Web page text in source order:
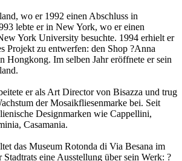
wo er 1992 einen Abschluss in
lebte er in New York, wo er einen
York University besuchte. 1994 erhielt er
Projekt zu entwerfen: den Shop ?Anna
Hongkong. Im selben Jahr eröffnete er sein
er als Art Director von Bisazza und trug
der Mosaikfliesenmarke bei. Seit
Designmarken wie Cappellini,
Casamania.
das Museum Rotonda di Via Besana im
eine Ausstellung über sein Werk: ?